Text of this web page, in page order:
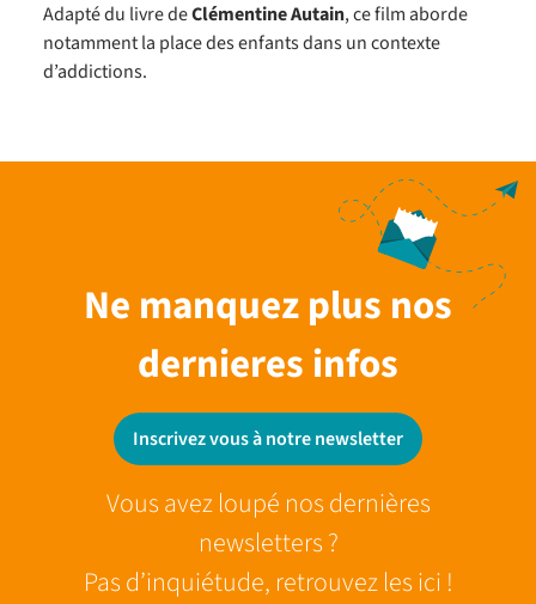
Adapté du livre deClémentine Autain, ce film aborde
notamment la place des enfants dans un contexte
d’addictions.
Ne manquez plus nos
dernieres infos
Inscrivez vous à notre newsletter
Vous avez loupé nos dernières
newsletters ?
Pas d’inquiétude, retrouvez les ici !